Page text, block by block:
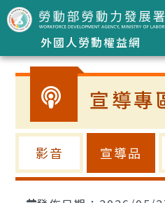
跳到主要內容區塊
外國人勞動權益網
宣導專
影音 宣導品